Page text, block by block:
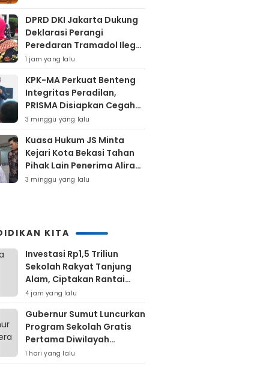
DPRD DKI Jakarta Dukung
Deklarasi Perangi
Peredaran Tramadol Ilegal
Untuk Lindungi Generasi
Muda
1 jam yang lalu
KPK-MA Perkuat Benteng
Integritas Peradilan,
PRISMA Disiapkan Cegah
Korupsi Sejak Hulu
3 minggu yang lalu
Kuasa Hukum JS Minta
Kejari Kota Bekasi Tahan
Pihak Lain Penerima Aliran
Dana Rp80 Juta
3 minggu yang lalu
KITA
Investasi Rp1,5 Triliun
Sekolah Rakyat Tanjung
Alam, Ciptakan Rantai
Ekonomi Jangka Panjang
4 jam yang lalu
Gubernur Sumut Luncurkan
Program Sekolah Gratis
Pertama Diwilayah
Kepulauan Nias
1 hari yang lalu